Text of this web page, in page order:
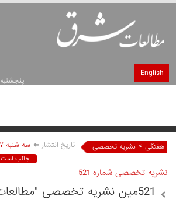
English
پنجشنبه ۱۵ مرداد ۱۴۰۵ ساعت: ۱۱:۲۸
هفتگی > نشریه تخصصی تاریخ انتشار سه شنبه ۷ بهمن ۱۴۰۴ ساعت ۰۹:۱۹
جالب است
نشریه تخصصی شماره 521
521مین نشریه تخصصی "مطالعات شرق"